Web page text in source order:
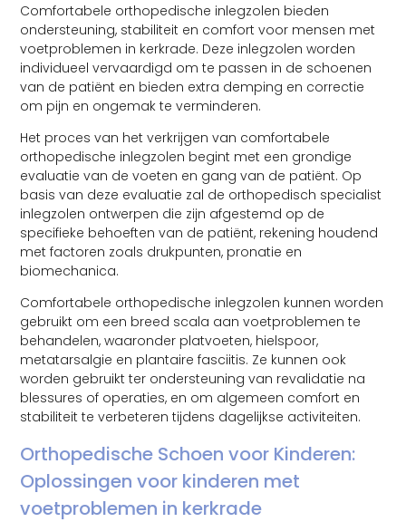
Comfortabele orthopedische inlegzolen bieden
ondersteuning, stabiliteit en comfort voor mensen met
voetproblemen in kerkrade. Deze inlegzolen worden
individueel vervaardigd om te passen in de schoenen
van de patiënt en bieden extra demping en correctie
om pijn en ongemak te verminderen.
Het proces van het verkrijgen van comfortabele
orthopedische inlegzolen begint met een grondige
evaluatie van de voeten en gang van de patiënt. Op
basis van deze evaluatie zal de orthopedisch specialist
inlegzolen ontwerpen die zijn afgestemd op de
specifieke behoeften van de patiënt, rekening houdend
met factoren zoals drukpunten, pronatie en
biomechanica.
Comfortabele orthopedische inlegzolen kunnen worden
gebruikt om een breed scala aan voetproblemen te
behandelen, waaronder platvoeten, hielspoor,
metatarsalgie en plantaire fasciitis. Ze kunnen ook
worden gebruikt ter ondersteuning van revalidatie na
blessures of operaties, en om algemeen comfort en
stabiliteit te verbeteren tijdens dagelijkse activiteiten.
Orthopedische Schoen voor Kinderen:
Oplossingen voor kinderen met
voetproblemen in kerkrade